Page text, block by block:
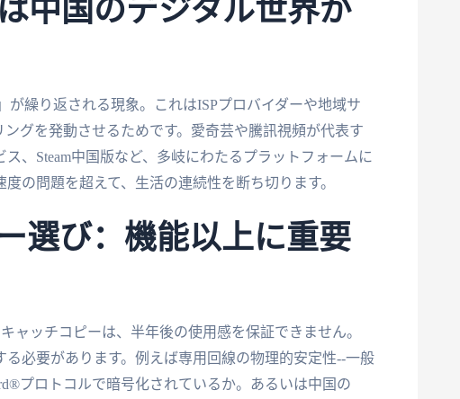
中国のデジタル世界が
繰り返される現象。これはISPプロバイダーや地域サ
グを発動させるためです。愛奇芸や騰訊視頻が代表す
、Steam中国版など、多岐にわたるプラットフォームに
の問題を超えて、生活の連続性を断ち切ります。
選び：機能以上に重要
ャッチコピーは、半年後の使用感を保証できません。
必要があります。例えば専用回線の物理的安定性--一般
プロトコルで暗号化されているか。あるいは中国の